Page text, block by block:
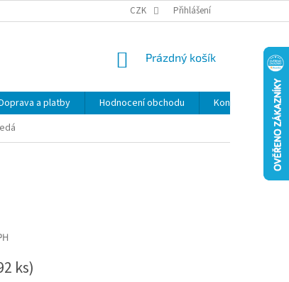
CZK Přihlášení
NÁKUPNÍ
Prázdný košík
a platby Hodnocení obchodu Kontakty
ks)